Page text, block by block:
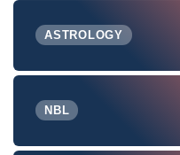
ASTROLOGY
NBL